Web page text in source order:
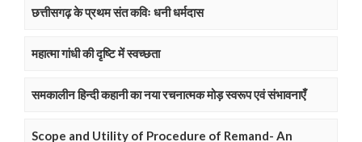
छत्तीसगढ़ के प्रथम संत कविः धनी धर्मदास
महात्मा गांधी की दृष्टि में स्वच्छता
समकालीन हिन्दी कहानी का नया रचनात्मक मोड़ स्वरूप एवं संभावनाएँ
Scope and Utility of Procedure of Remand- An